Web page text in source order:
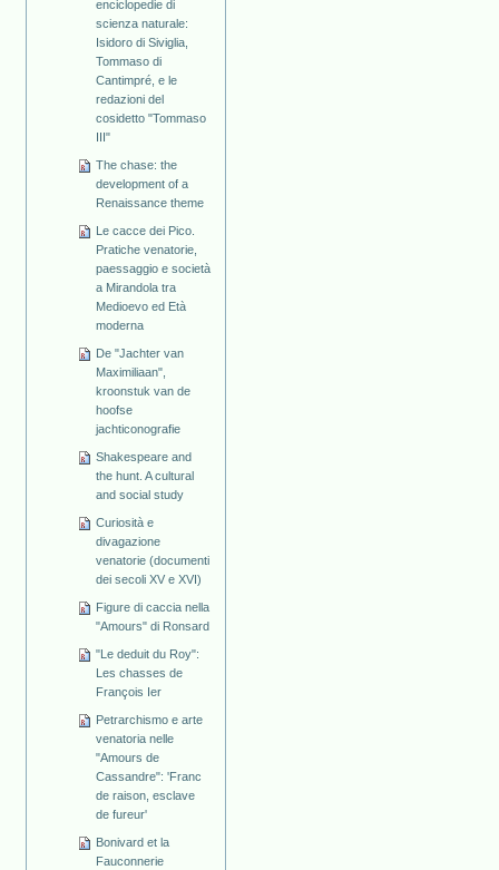
enciclopedie di
scienza naturale:
Isidoro di Siviglia,
Tommaso di
Cantimpré, e le
redazioni del
cosidetto "Tommaso
III"
The chase: the
development of a
Renaissance theme
Le cacce dei Pico.
Pratiche venatorie,
paessaggio e società
a Mirandola tra
Medioevo ed Età
moderna
De "Jachter van
Maximiliaan",
kroonstuk van de
hoofse
jachticonografie
Shakespeare and
the hunt. A cultural
and social study
Curiosità e
divagazione
venatorie (documenti
dei secoli XV e XVI)
Figure di caccia nella
"Amours" di Ronsard
"Le deduit du Roy":
Les chasses de
François Ier
Petrarchismo e arte
venatoria nelle
"Amours de
Cassandre": 'Franc
de raison, esclave
de fureur'
Bonivard et la
Fauconnerie